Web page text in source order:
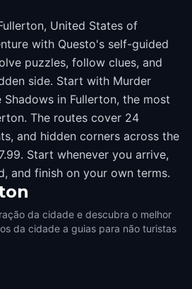
United States of
with Questo's self-guided
puzzles, follow clues, and
side. Start with Murder
in Fullerton, the most
The routes cover 24
and hidden corners across the
Start whenever you arrive,
and finish on your own terms.
da cidade e descubra o melhor
da cidade a guias para não turistas